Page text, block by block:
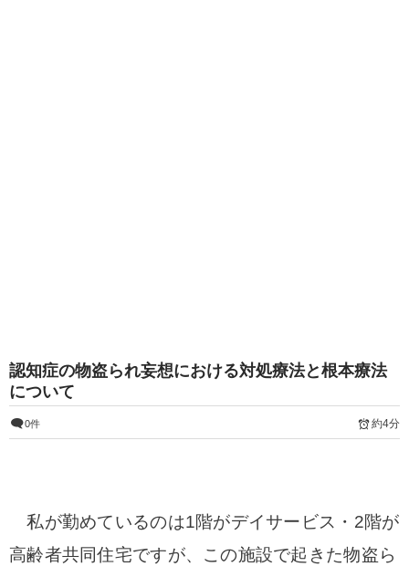
認知症の物盗られ妄想における対処療法と根本療法
について
0件 約4分
私が勤めているのは1階がデイサービス・2階が
高齢者共同住宅ですが、この施設で起きた物盗ら